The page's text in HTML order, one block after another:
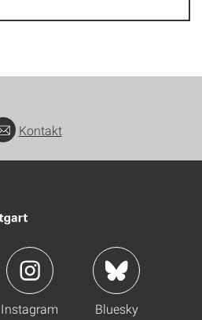
Kontakt
Instagram Bluesky